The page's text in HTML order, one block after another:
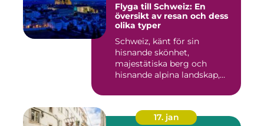
Flyga till Schweiz: En
översikt av resan och dess
olika typer
Schweiz, känt för sin
hisnande skönhet,
majestätiska berg och
hisnande alpina landskap,
17. jan